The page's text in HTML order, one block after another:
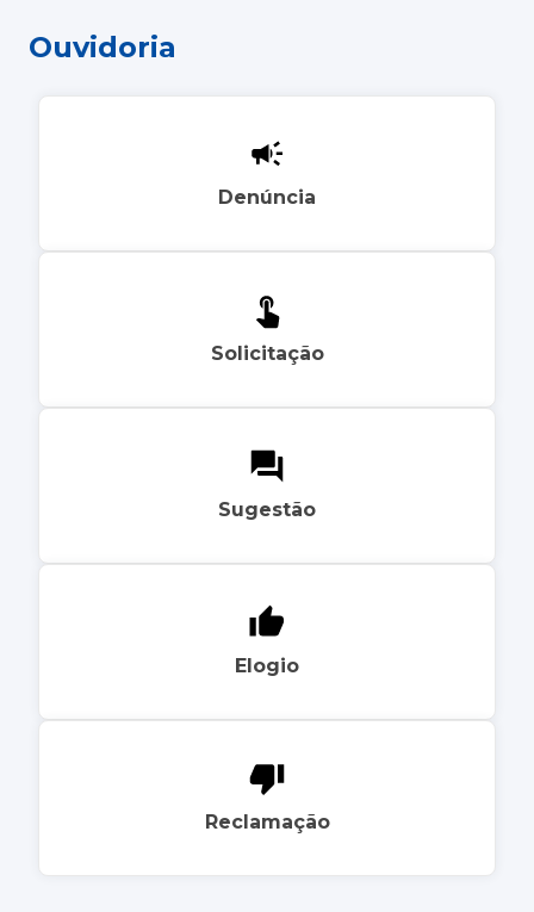
Ouvidoria
Denúncia
Solicitação
Sugestão
Elogio
Reclamação